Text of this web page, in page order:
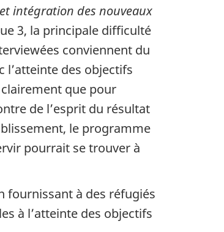
intégration des nouveaux
3, la principale difficulté
conviennent du
l’atteinte des objectifs
que pour
de l’esprit du résultat
le programme
pourrait se trouver à
fournissant à des réfugiés
à l’atteinte des objectifs